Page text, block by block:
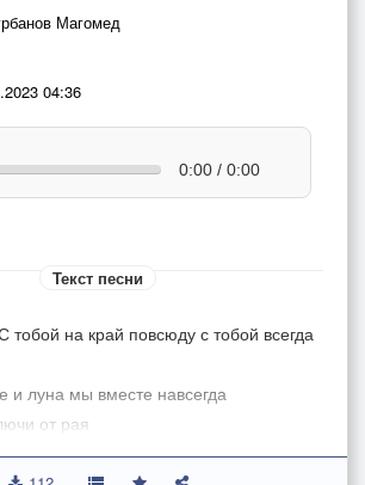
Магомед
04:36
0:00 / 0:00
Текст песни
тобой на край повсюду с тобой всегда
и луна мы вместе навсегда
от рая
родная как я люблю тебя нет жизни